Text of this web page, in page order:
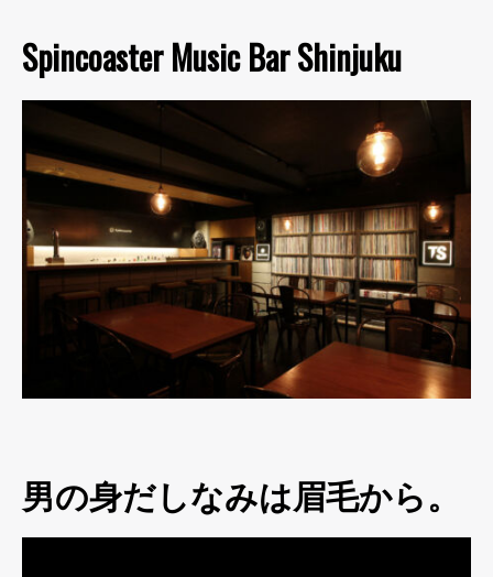
Spincoaster Music Bar Shinjuku
男の身だしなみは眉毛から。